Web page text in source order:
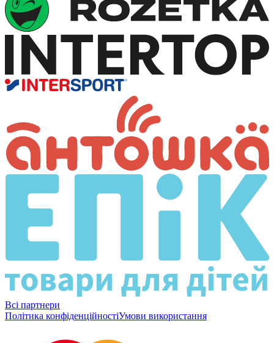
Всі партнери
Політика конфіденційностіУмови використання